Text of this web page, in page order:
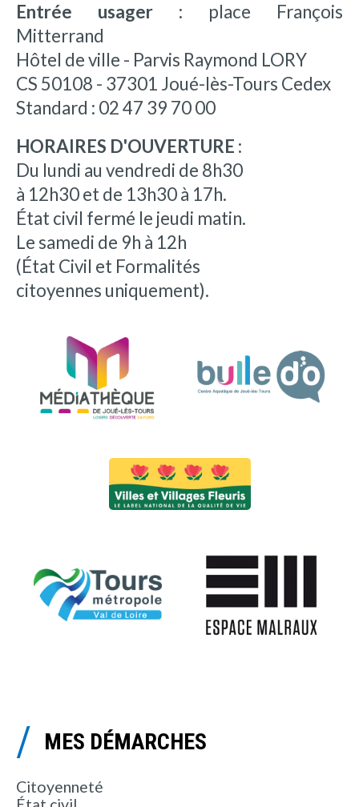
Entrée usager : place François
Mitterrand
Hôtel de ville - Parvis Raymond LORY
CS 50108 - 37301 Joué-lès-Tours Cedex
Standard : 02 47 39 70 00
HORAIRES D'OUVERTURE :
Du lundi au vendredi de 8h30
à 12h30 et de 13h30 à 17h.
État civil fermé le jeudi matin.
Le samedi de 9h à 12h
(État Civil et Formalités
citoyennes uniquement).
MES DÉMARCHES
Citoyenneté